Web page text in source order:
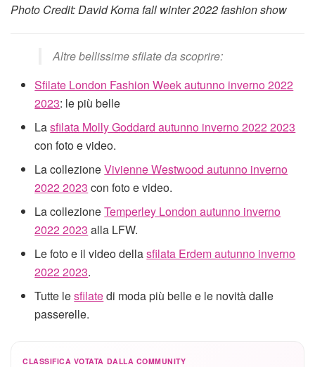
Photo Credit: David Koma fall winter 2022 fashion show
Altre bellissime sfilate da scoprire:
Sfilate London Fashion Week autunno inverno 2022
2023: le più belle
Lasfilata Molly Goddard autunno inverno 2022 2023
con foto e video.
La collezioneVivienne Westwood autunno inverno
2022 2023 con foto e video.
La collezioneTemperley London autunno inverno
2022 2023 alla LFW.
Le foto e il video dellasfilata Erdem autunno inverno
2022 2023.
Tutte lesfilatedi moda più belle e le novità dalle
passerelle.
CLASSIFICA VOTATA DALLA COMMUNITY